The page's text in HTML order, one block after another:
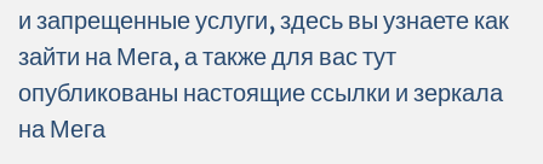
и запрещенные услуги, здесь вы узнаете как
зайти на Мега, а также для вас тут
опубликованы настоящие ссылки и зеркала
на Мега